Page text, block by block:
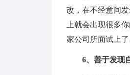
改，在不经意间
上就会出现很多
家公司所面试上了
6、善于发现